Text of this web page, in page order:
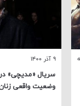
۹ آذر ۱۴۰۰
سریال «مدیچی»
وضعیت واقعی